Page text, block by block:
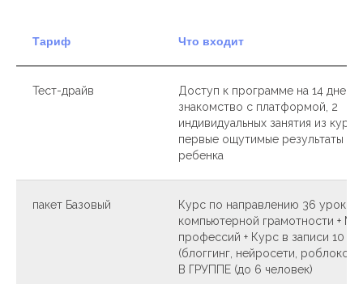
Тариф Что входит
Тест-драйв
Доступ к программе на 14 дней,
знакомство с платформой, 2
индивидуальных занятия из курса,
первые ощутимые результаты
ребенка
пакет Базовый
Курс по направлению 36 уроков
компьютерной грамотности +
профессий + Курс в записи 10
(блоггинг, нейросети, роблокс)
В ГРУППЕ (до 6 человек)